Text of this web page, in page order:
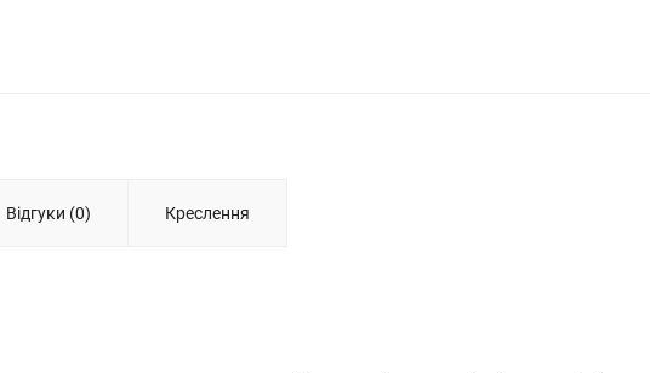
Відгуки (0) Креслення